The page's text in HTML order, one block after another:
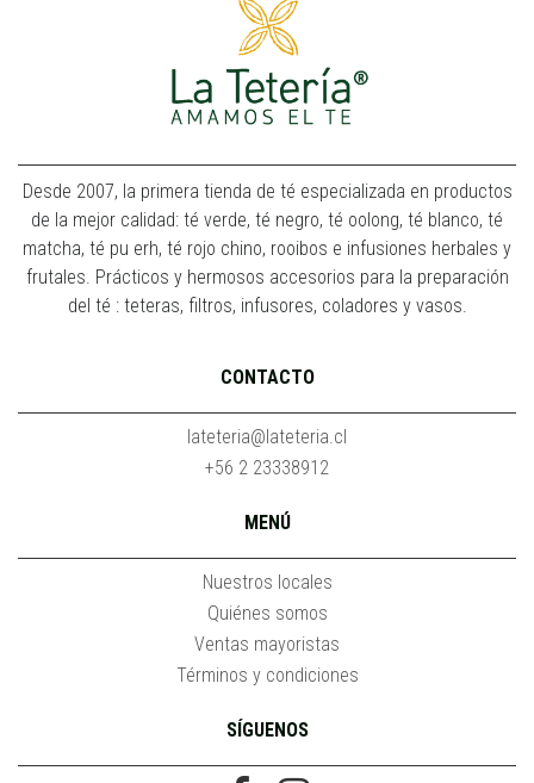
Desde 2007, la primera tienda de té especializada en productos
de la mejor calidad: té verde, té negro, té oolong, té blanco, té
matcha, té pu erh, té rojo chino, rooibos e infusiones herbales y
frutales. Prácticos y hermosos accesorios para la preparación
del té : teteras, filtros, infusores, coladores y vasos.
CONTACTO
lateteria@lateteria.cl
+56 2 23338912
MENÚ
Nuestros locales
Quiénes somos
Ventas mayoristas
Términos y condiciones
SÍGUENOS